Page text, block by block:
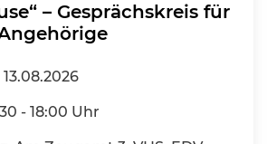
– Gesprächskreis für
13.08.2026
- 18:00 Uhr